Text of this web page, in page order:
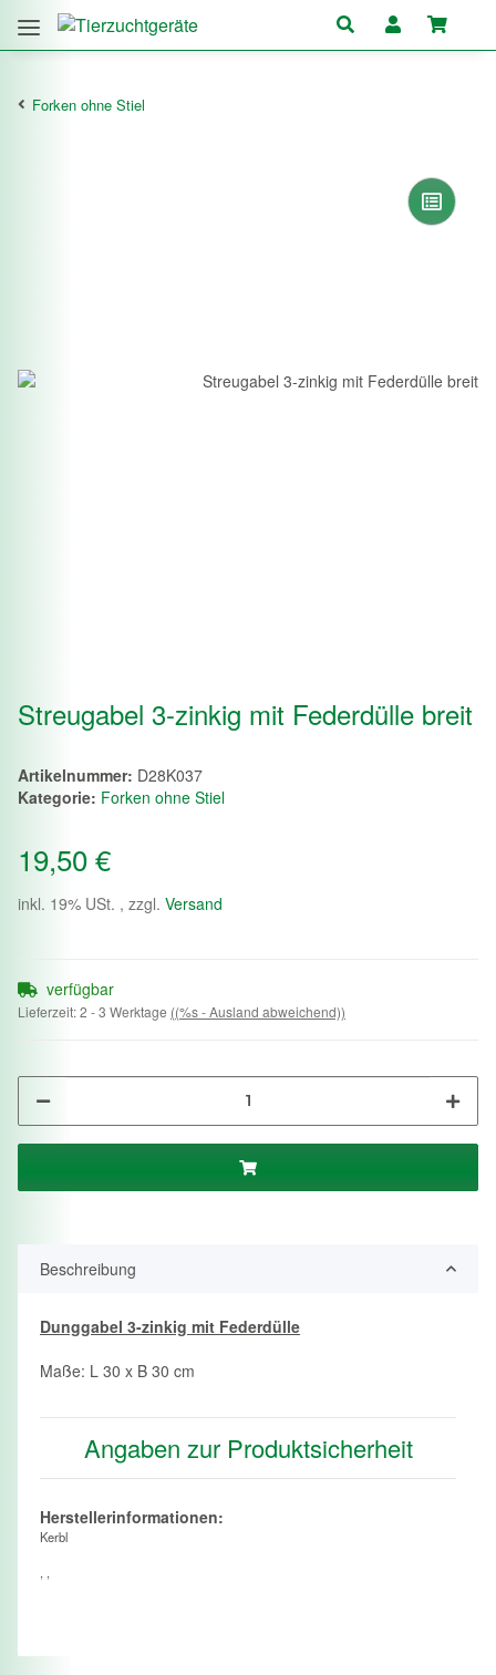
Forken ohne Stiel
Streugabel 3-zinkig mit Federdülle breit
Artikelnummer: D28K037
Kategorie: Forken ohne Stiel
19,50 €
inkl. 19% USt. , zzgl. Versand
verfügbar
Lieferzeit:2 - 3 Werktage ((%s - Ausland abweichend))
Beschreibung
Dunggabel 3-zinkig mit Federdülle
Maße: L 30 x B 30 cm
Angaben zur Produktsicherheit
Herstellerinformationen:
Kerbl
, ,